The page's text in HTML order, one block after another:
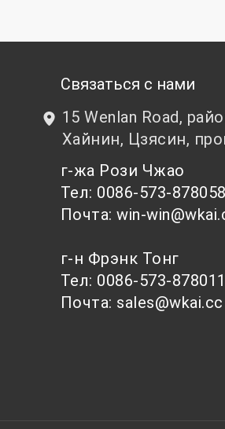
Связаться с нами
15 Wenlan Road,
Хайнин, Цзясин,
г-жа Рози Чжао
Тел: 0086-573-
Почта: win-
г-н Фрэнк Тонг
Тел: 0086-573-
Почта: sales@wkai.cc